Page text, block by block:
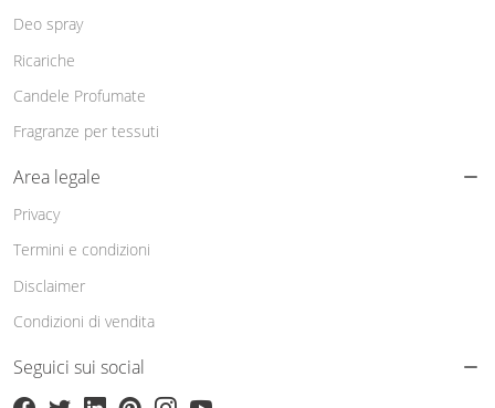
Deo spray
Ricariche
Candele Profumate
Fragranze per tessuti
Area legale
Privacy
Termini e condizioni
Disclaimer
Condizioni di vendita
Seguici sui social